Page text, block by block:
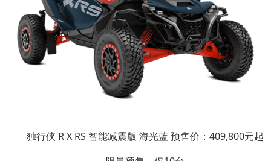
独行侠 R X RS 智能减震版 海光蓝 预售价：409,800元起